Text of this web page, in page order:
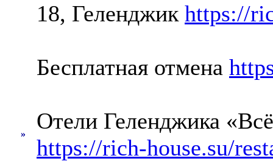
»
18, Геленджик https://
Бесплатная отмена
Отели Геленджика
https://rich-house.su/